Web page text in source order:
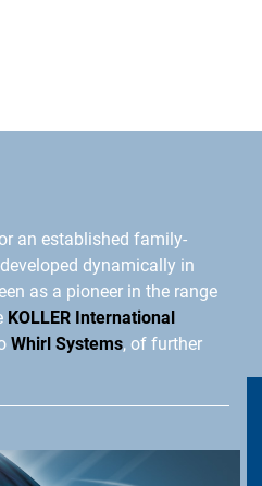
an established family-
dynamically in
as a pioneer in the range
KOLLER International
Whirl Systems, of further